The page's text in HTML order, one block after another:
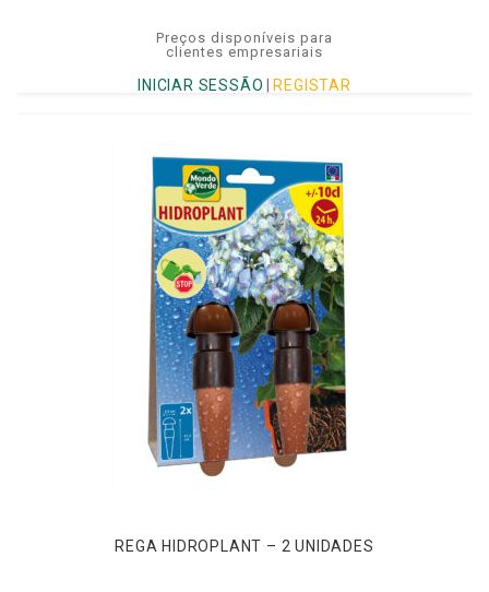
Preços disponíveis para
clientes empresariais
INICIAR SESSÃO REGISTAR
REGA HIDROPLANT – 2 UNIDADES